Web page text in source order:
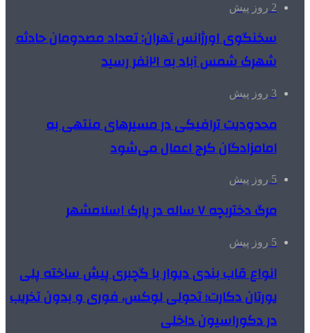
2 روز پیش
سخنگوی اورژانس تهران: تعداد مصدومان حادثه
شهرک شمس آباد به ۲۱نفر رسید
3 روز پیش
محدودیت ترافیکی در مسیرهای منتهی به
امامزادگان کرج اعمال می‌شود
5 روز پیش
مرگ دختربچه ۷ ساله در پارک اسلامشهر
5 روز پیش
انواع قاب بندی دیوار با گچبری پیش ساخته پلی
یورتان دکارت؛ تحولی لوکس، فوری و بدون تخریب
در دکوراسیون داخلی